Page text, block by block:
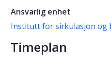
Ansvarlig enhet
Institutt for sirkulasjon og
Timeplan